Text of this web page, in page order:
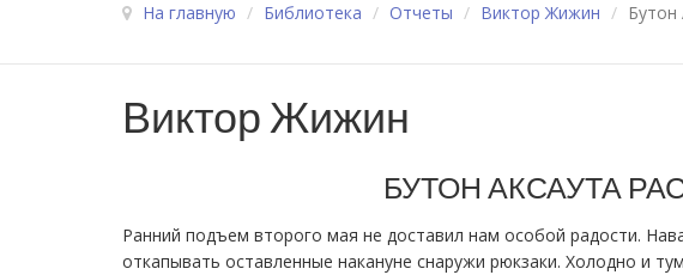
На главную / Библиотека / Отчеты / Виктор Жижин / Бутон
Виктор Жижин
БУТОН АКСАУТА
Ранний подъем второго мая не доставил нам особой радости.
откапывать оставленные накануне снаружи рюкзаки. Холодно и